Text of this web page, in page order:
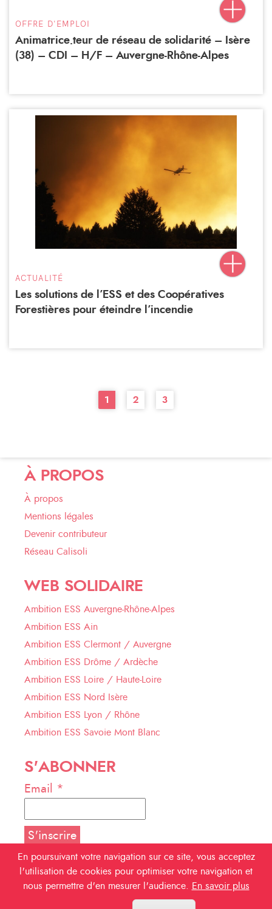
OFFRE D'EMPLOI
Animatrice.teur de réseau de solidarité – Isère
(38) – CDI – H/F – Auvergne-Rhône-Alpes
ACTUALITÉ
Les solutions de l’ESS et des Coopératives
Forestières pour éteindre l’incendie
1 2 3
À PROPOS
À propos
Mentions légales
Devenir contributeur
Réseau Calisoli
WEB SOLIDAIRE
Ambition ESS Auvergne-Rhône-Alpes
Ambition ESS Ain
Ambition ESS Clermont / Auvergne
Ambition ESS Drôme / Ardèche
Ambition ESS Loire / Haute-Loire
Ambition ESS Nord Isère
Ambition ESS Lyon / Rhône
Ambition ESS Savoie Mont Blanc
S'ABONNER
Email *
NOUS SUIVRE
En poursuivant votre navigation sur ce site, vous acceptez
l'utilisation de cookies pour optimiser votre navigation et
nous permettre d'en mesurer l'audience.
En savoir plus